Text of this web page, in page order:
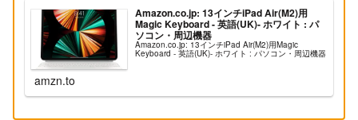
Amazon.co.jp: 13インチiPad Air(M2)用
Magic Keyboard - 英語(UK)- ホワイト : パ
ソコン・周辺機器
Amazon.co.jp: 13インチiPad Air(M2)用Magic
Keyboard - 英語(UK)- ホワイト : パソコン・周辺機器
amzn.to